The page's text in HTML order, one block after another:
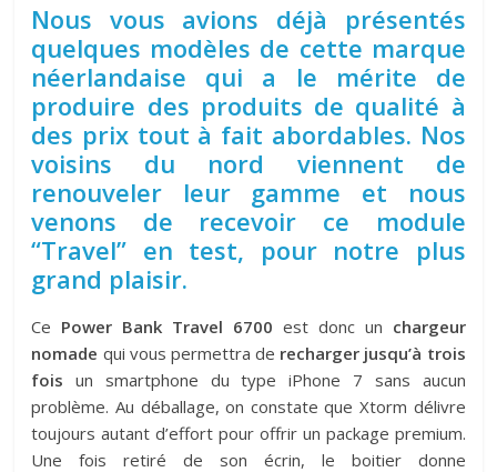
Nous vous avions déjà présentés
quelques modèles de cette marque
néerlandaise qui a le mérite de
produire des produits de qualité à
des prix tout à fait abordables. Nos
voisins du nord viennent de
renouveler leur gamme et nous
venons de recevoir ce module
“Travel” en test, pour notre plus
grand plaisir.
Ce Power Bank Travel 6700 est donc un chargeur
nomade qui vous permettra de recharger jusqu’à trois
fois un smartphone du type iPhone 7 sans aucun
problème. Au déballage, on constate que Xtorm délivre
toujours autant d’effort pour offrir un package premium.
Une fois retiré de son écrin, le boitier donne